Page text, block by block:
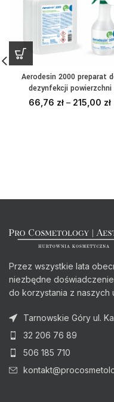
Aerodesin 2000 preparat
dezynfekcji powierzchni
66,76 zł – 215,00 zł
Przez wszystkie lata
niezbędne
do korzystania z naszych
Tarnowskie Góry ul.
32 206 76 89
506 185 710